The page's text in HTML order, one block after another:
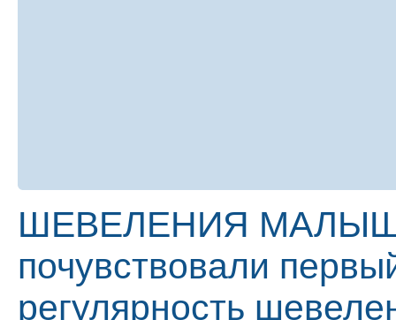
ШЕВЕЛЕНИЯ МАЛЫША
почувствовали
регулярность